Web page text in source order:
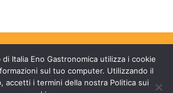
Italia Eno Gastronomica utilizza i cookie
sul tuo computer. Utilizzando il
accetti i termini della nostra Politica sui